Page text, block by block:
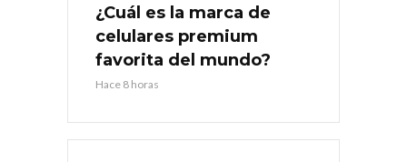
¿Cuál es la marca de
celulares premium
favorita del mundo?
Hace 8 horas